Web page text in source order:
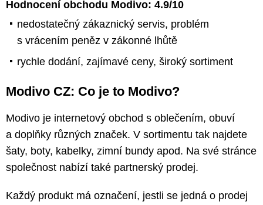
Hodnocení obchodu Modivo: 4.9/10
nedostatečný zákaznický servis, problém
s vrácením peněz v zákonné lhůtě
rychle dodání, zajímavé ceny, široký sortiment
Modivo CZ: Co je to Modivo?
Modivo je internetový obchod s oblečením, obuví
a doplňky různých značek. V sortimentu tak najdete
šaty, boty, kabelky, zimní bundy apod. Na své stránce
společnost nabízí také partnerský prodej.
Každý produkt má označení, jestli se jedná o prodej